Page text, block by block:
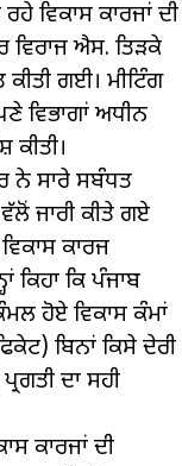
ਵਿਕਾਸ ਕਾਰਜਾਂ ਦੀ
ਵਿਰਾਜ ਐਸ. ਤਿੜਕੇ
ਗਈ। ਮੀਟਿੰਗ
ਵਿਭਾਗਾਂ ਅਧੀਨ
ਕੀਤੀ।
ਸਾਰੇ ਸਬੰਧਤ
ਜਾਰੀ ਕੀਤੇ ਗਏ
ਕਾਰਜ
ਕਿਹਾ ਕਿ ਪੰਜਾਬ
ਹੋਏ ਵਿਕਾਸ ਕੰਮਾਂ
ਬਿਨਾਂ ਕਿਸੇ ਦੇਰੀ
ਦਾ ਸਹੀ
ਦੀ